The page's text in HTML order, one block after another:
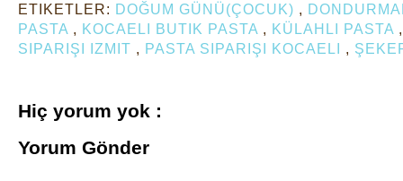
ETIKETLER: DOĞUM GÜNÜ(ÇOCUK) ,
PASTA , KOCAELI BUTIK PASTA , KÜLAHLI PASTA
SIPARIŞI IZMIT , PASTA SIPARIŞI KOCAELI ,
Hiç yorum yok :
Yorum Gönder